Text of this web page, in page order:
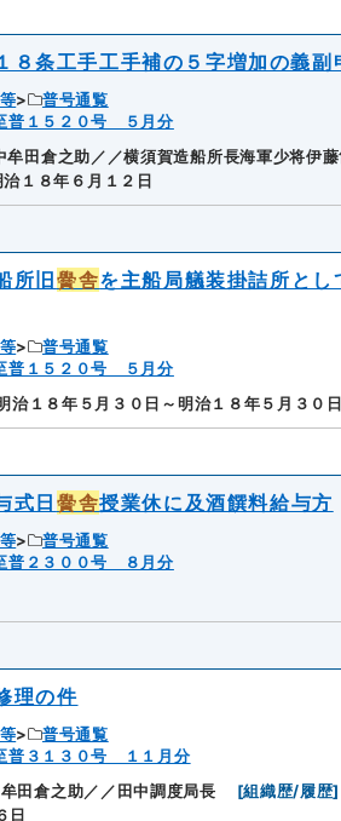
条工手工手補の５字増加の義副
普号通覧
１５２０号 ５月分
田倉之助／／横須賀造船所長海軍少将伊
１８年６月１２日
所旧黌舎を主船局艤装掛詰所とし
普号通覧
１５２０号 ５月分
治１８年５月３０日～明治１８年５月３０日
式日 黌舎授業休に及酒饌料給与方
普号通覧
２３００号 ８月分
理の件
普号通覧
３１３０号 １１月分
田倉之助／／田中調度局長 [組織歴/履歴]
日